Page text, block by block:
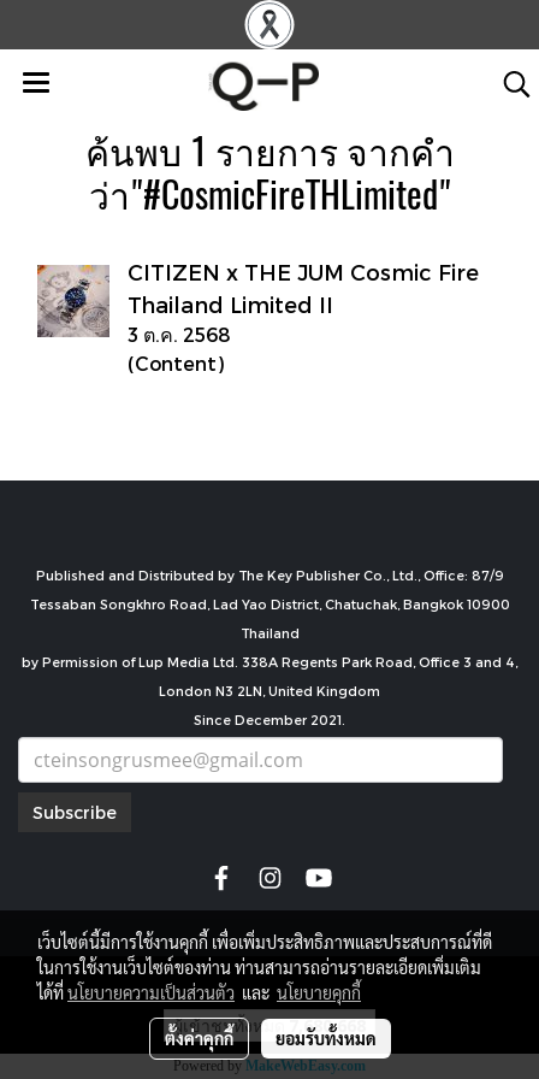
ค้นพบ 1 รายการ จากคำ
ว่า"#CosmicFireTHLimited"
CITIZEN x THE JUM Cosmic Fire
Thailand Limited II
3 ต.ค. 2568
(Content)
Published and Distributed by The Key Publisher Co., Ltd., Office: 87/9
Tessaban Songkhro Road, Lad Yao District, Chatuchak, Bangkok 10900
Thailand
by Permission of Lup Media Ltd. 338A Regents Park Road, Office 3 and 4,
London N3 2LN, United Kingdom
Since December 2021.
Subscribe
copyright by
ผู้เข้าชมทั้งหมด7,680,668
Powered byMakeWebEasy.com
เว็บไซต์นี้มีการใช้งานคุกกี้ เพื่อเพิ่มประสิทธิภาพและประสบการณ์ที่ดี
ในการใช้งานเว็บไซต์ของท่าน ท่านสามารถอ่านรายละเอียดเพิ่มเติม
ได้ที่นโยบายความเป็นส่วนตัว และ นโยบายคุกกี้
ตั้งค่าคุกกี้ ยอมรับทั้งหมด